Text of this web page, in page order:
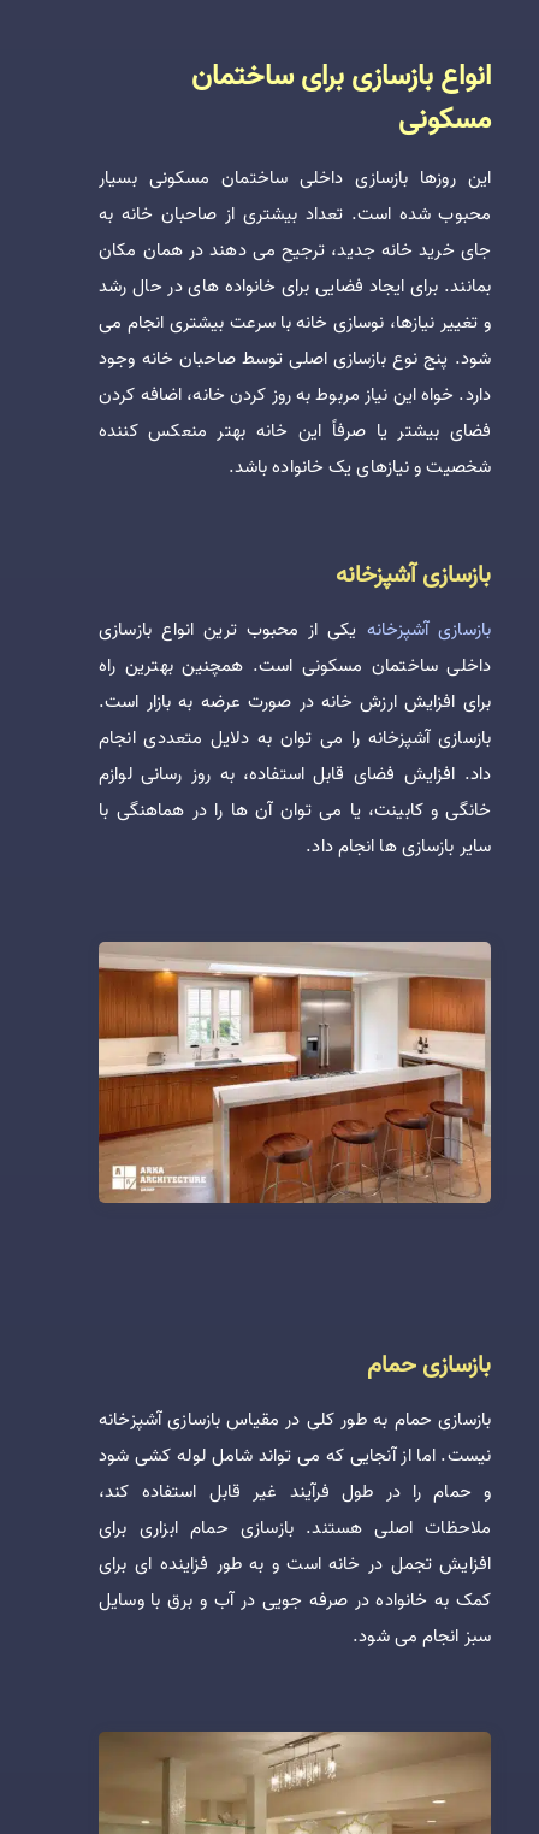
انواع بازسازی برای ساختمان
مسکونی
این روزها بازسازی داخلی ساختمان مسکونی بسیار
محبوب شده است. تعداد بیشتری از صاحبان خانه به
جای خرید خانه جدید، ترجیح می دهند در همان مکان
بمانند. برای ایجاد فضایی برای خانواده های در حال رشد
و تغییر نیازها، نوسازی خانه با سرعت بیشتری انجام می
شود. پنج نوع بازسازی اصلی توسط صاحبان خانه وجود
دارد. خواه این نیاز مربوط به روز کردن خانه، اضافه کردن
فضای بیشتر یا صرفاً این خانه بهتر منعکس کننده
شخصیت و نیازهای یک خانواده باشد.
بازسازی آشپزخانه
بازسازی آشپزخانه یکی از محبوب ترین انواع بازسازی
داخلی ساختمان مسکونی است. همچنین بهترین راه
برای افزایش ارزش خانه در صورت عرضه به بازار است.
بازسازی آشپزخانه را می توان به دلایل متعددی انجام
داد. افزایش فضای قابل استفاده، به روز رسانی لوازم
خانگی و کابینت، یا می توان آن ها را در هماهنگی با
سایر بازسازی ها انجام داد.
بازسازی حمام
بازسازی حمام به طور کلی در مقیاس بازسازی آشپزخانه
نیست. اما از آنجایی که می تواند شامل لوله کشی شود
و حمام را در طول فرآیند غیر قابل استفاده کند،
ملاحظات اصلی هستند. بازسازی حمام ابزاری برای
افزایش تجمل در خانه است و به طور فزاینده ای برای
کمک به خانواده در صرفه جویی در آب و برق با وسایل
سبز انجام می شود.